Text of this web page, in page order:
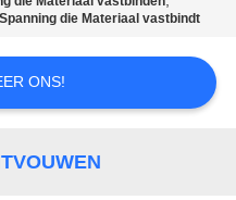
die Materiaal vastbindt
ONS!